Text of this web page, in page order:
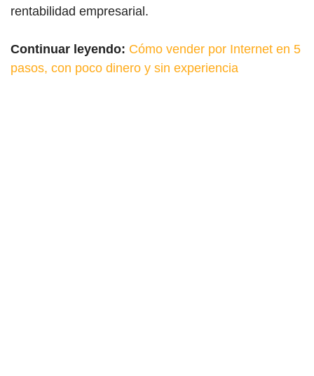
rentabilidad empresarial.
Continuar leyendo: Cómo vender por Internet en 5
pasos, con poco dinero y sin experiencia